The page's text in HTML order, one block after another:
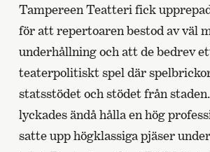
Tampereen Teatteri fick
för att repertoaren bestod av väl
underhållning och att de bedrev
teaterpolitiskt spel där
statsstödet och stödet från
lyckades ändå hålla en hög
satte upp högklassiga pjäser